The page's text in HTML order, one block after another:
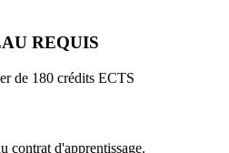
REQUIS
de 180 crédits ECTS
contrat d'apprentissage.